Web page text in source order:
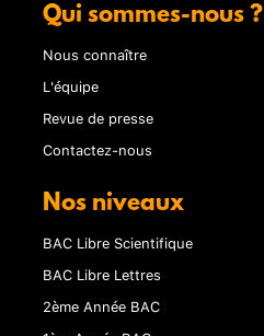
Qui sommes-nous ?
Nous connaître
L'équipe
Revue de presse
Contactez-nous
Nos niveaux
BAC Libre Scientifique
BAC Libre Lettres
2ème Année BAC